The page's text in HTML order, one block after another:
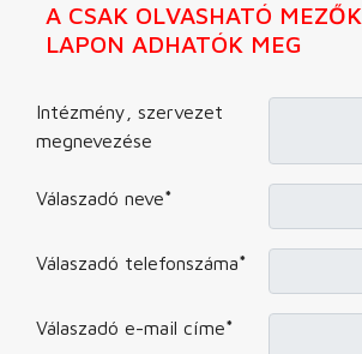
A CSAK OLVASHATÓ
LAPON ADHATÓK MEG
Intézmény, szervezet
megnevezése
Válaszadó neve*
Válaszadó telefonszáma*
Válaszadó e-mail címe*